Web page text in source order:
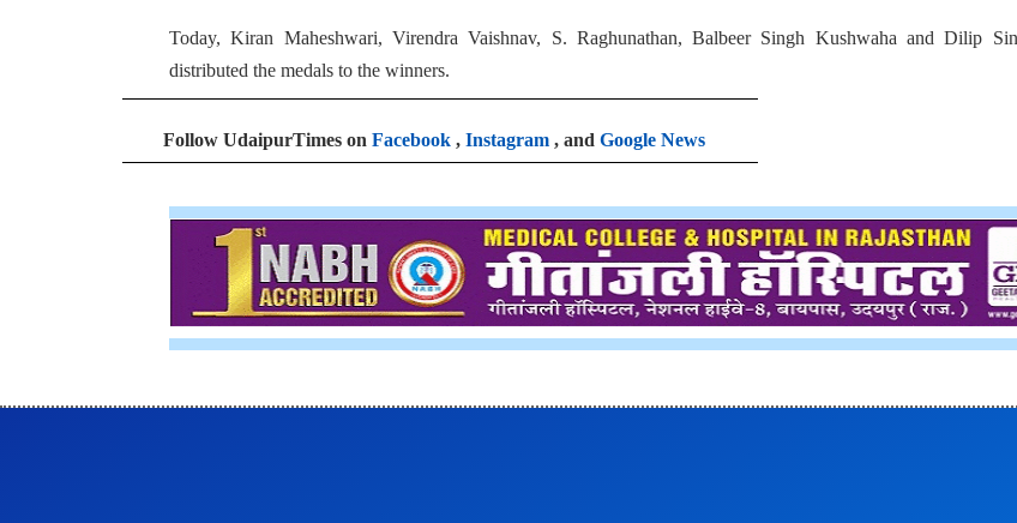
Today, Kiran Maheshwari, Virendra Vaishnav, S. Raghunathan, Balbeer Singh Kushwaha and Dilip
distributed the medals to the winners.
Follow UdaipurTimes on Facebook , Instagram , and Google News